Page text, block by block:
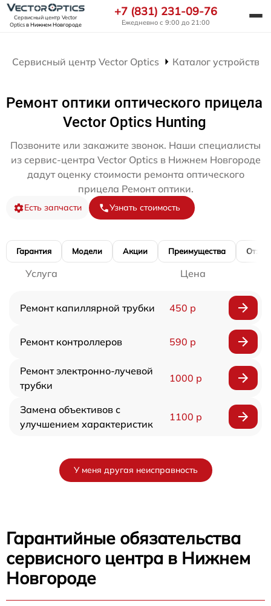
Сервисный центр Vector
Opticsв Нижнем Новгороде
+7 (831) 231-09-76
Ежедневно с 9:00 до 21:00
Сервисный центр Vector Optics Каталог устройств
Ремонт оптики оптического прицела
Vector Optics Hunting
Позвоните или закажите звонок. Наши специалисты
из сервис-центра Vector Optics в Нижнем Новгороде
дадут оценку стоимости ремонта оптического
прицела Ремонт оптики.
Есть запчасти Узнать стоимость
Гарантия Модели Акции Преимущества
Услуга Цена
Ремонт капиллярной трубки 450 р
Ремонт контроллеров 590 р
Ремонт электронно-лучевой
трубки
1000 р
Замена объективов с
улучшением характеристик
1100 р
У меня другая неисправность
Гарантийные обязательства
сервисного центра в Нижнем
Новгороде